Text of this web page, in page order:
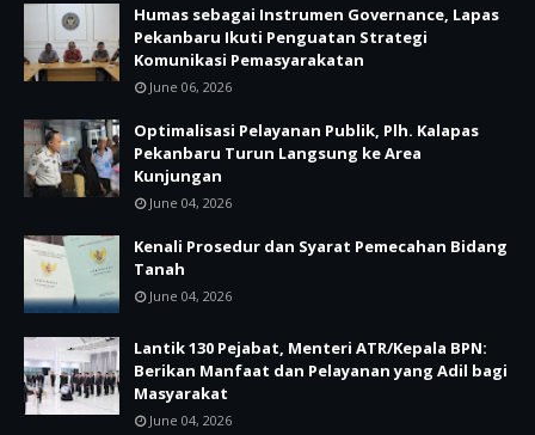
Humas sebagai Instrumen Governance, Lapas
Pekanbaru Ikuti Penguatan Strategi
Komunikasi Pemasyarakatan
June 06, 2026
Optimalisasi Pelayanan Publik, Plh. Kalapas
Pekanbaru Turun Langsung ke Area
Kunjungan
June 04, 2026
Kenali Prosedur dan Syarat Pemecahan Bidang
Tanah
June 04, 2026
Lantik 130 Pejabat, Menteri ATR/Kepala BPN:
Berikan Manfaat dan Pelayanan yang Adil bagi
Masyarakat
June 04, 2026